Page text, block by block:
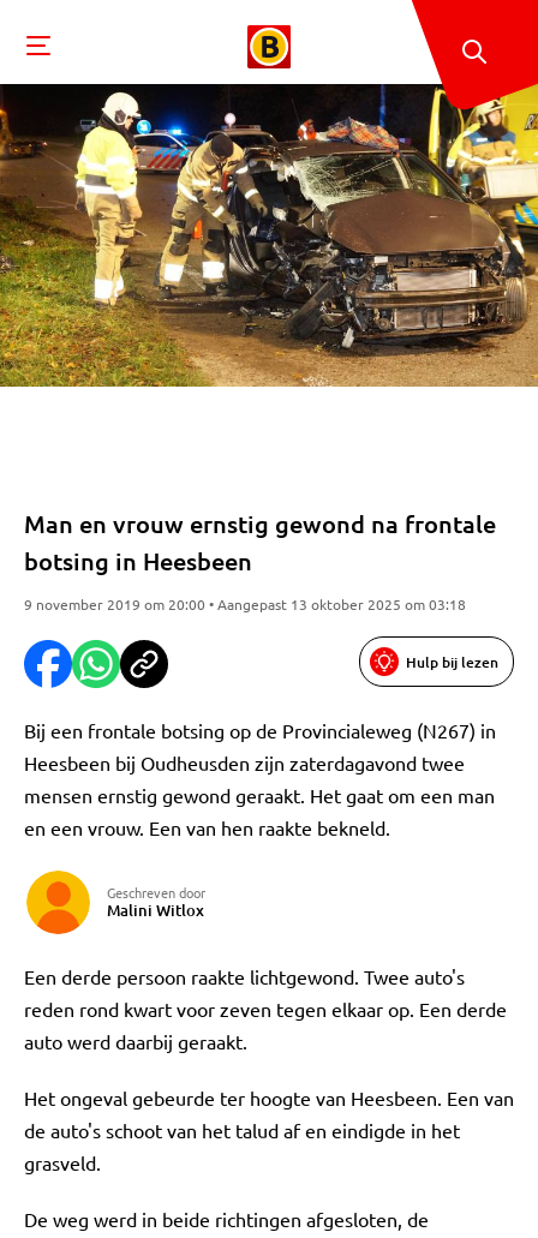
Man en vrouw ernstig gewond na frontale
botsing in Heesbeen
9 november 2019 om 20:00 • Aangepast 13 oktober 2025 om 03:18
Hulp bij lezen
Bij een frontale botsing op de Provincialeweg (N267) in
Heesbeen bij Oudheusden zijn zaterdagavond twee
mensen ernstig gewond geraakt. Het gaat om een man
en een vrouw. Een van hen raakte bekneld.
Geschreven door
Malini Witlox
Een derde persoon raakte lichtgewond. Twee auto's
reden rond kwart voor zeven tegen elkaar op. Een derde
auto werd daarbij geraakt.
Het ongeval gebeurde ter hoogte van Heesbeen. Een van
de auto's schoot van het talud af en eindigde in het
grasveld.
De weg werd in beide richtingen afgesloten, de